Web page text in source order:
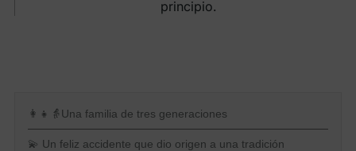
principio.
👩👧👵Una familia de tres generaciones
💫 Un feliz accidente que dio origen a una tradición